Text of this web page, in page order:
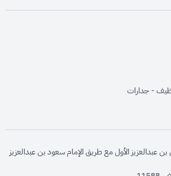
opens in
opens in
opens in
opens
opens in
opens in new
- جداراتopens in new window
عبدالعزيز الأول مع طريق الإمام سعود بن عبدالعزيز